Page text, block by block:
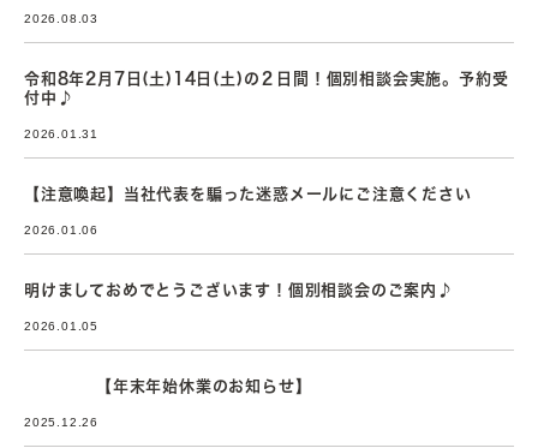
2026.08.03
令和8年2月7日(土)14日(土)の２日間！個別相談会実施。予約受
付中♪
2026.01.31
【注意喚起】当社代表を騙った迷惑メールにご注意ください
2026.01.06
明けましておめでとうございます！個別相談会のご案内♪
2026.01.05
【年末年始休業のお知らせ】
2025.12.26